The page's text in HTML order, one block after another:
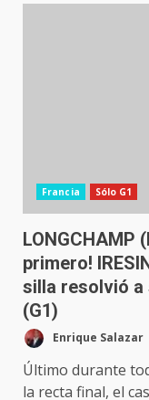
Francia Sólo G1
LONGCHAMP
primero!
silla resolvió a
(G1)
Enrique Salazar
Último durante
la recta final, el